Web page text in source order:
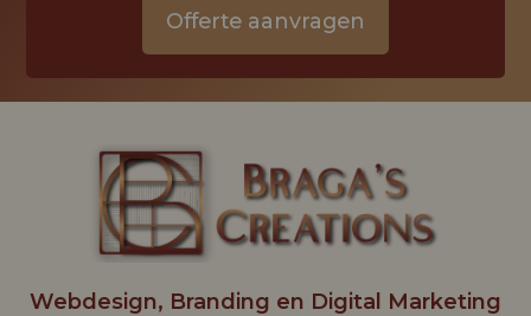
Offerte aanvragen
Webdesign, Branding en Digital Marketing